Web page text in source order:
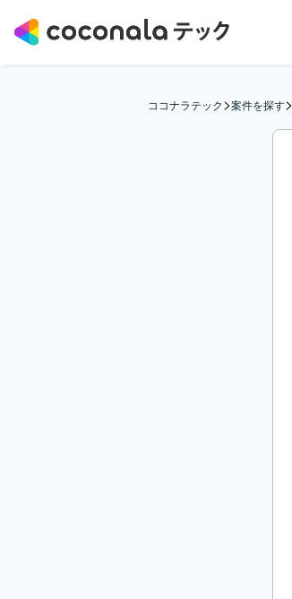
ココナラテック>案件を探す>